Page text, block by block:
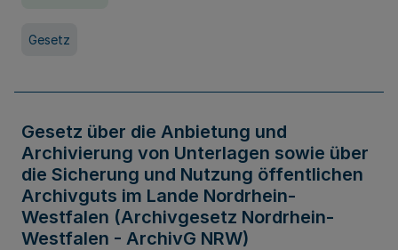
Gesetz
Gesetz über die Anbietung und
Archivierung von Unterlagen sowie über
die Sicherung und Nutzung öffentlichen
Archivguts im Lande Nordrhein-
Westfalen (Archivgesetz Nordrhein-
Westfalen - ArchivG NRW)